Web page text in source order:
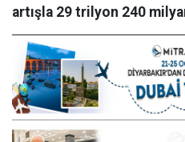
artışla 29 trilyon 240